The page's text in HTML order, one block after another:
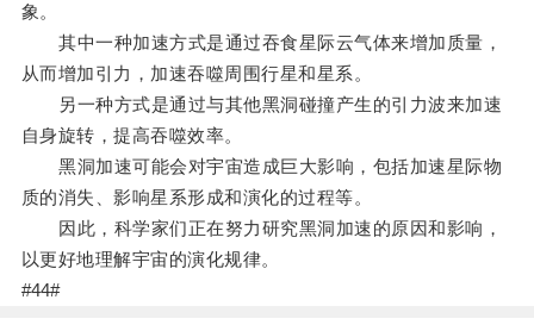
象。
其中一种加速方式是通过吞食星际云气体来增加质量，
从而增加引力，加速吞噬周围行星和星系。
另一种方式是通过与其他黑洞碰撞产生的引力波来加速
自身旋转，提高吞噬效率。
黑洞加速可能会对宇宙造成巨大影响，包括加速星际物
质的消失、影响星系形成和演化的过程等。
因此，科学家们正在努力研究黑洞加速的原因和影响，
以更好地理解宇宙的演化规律。
#44#